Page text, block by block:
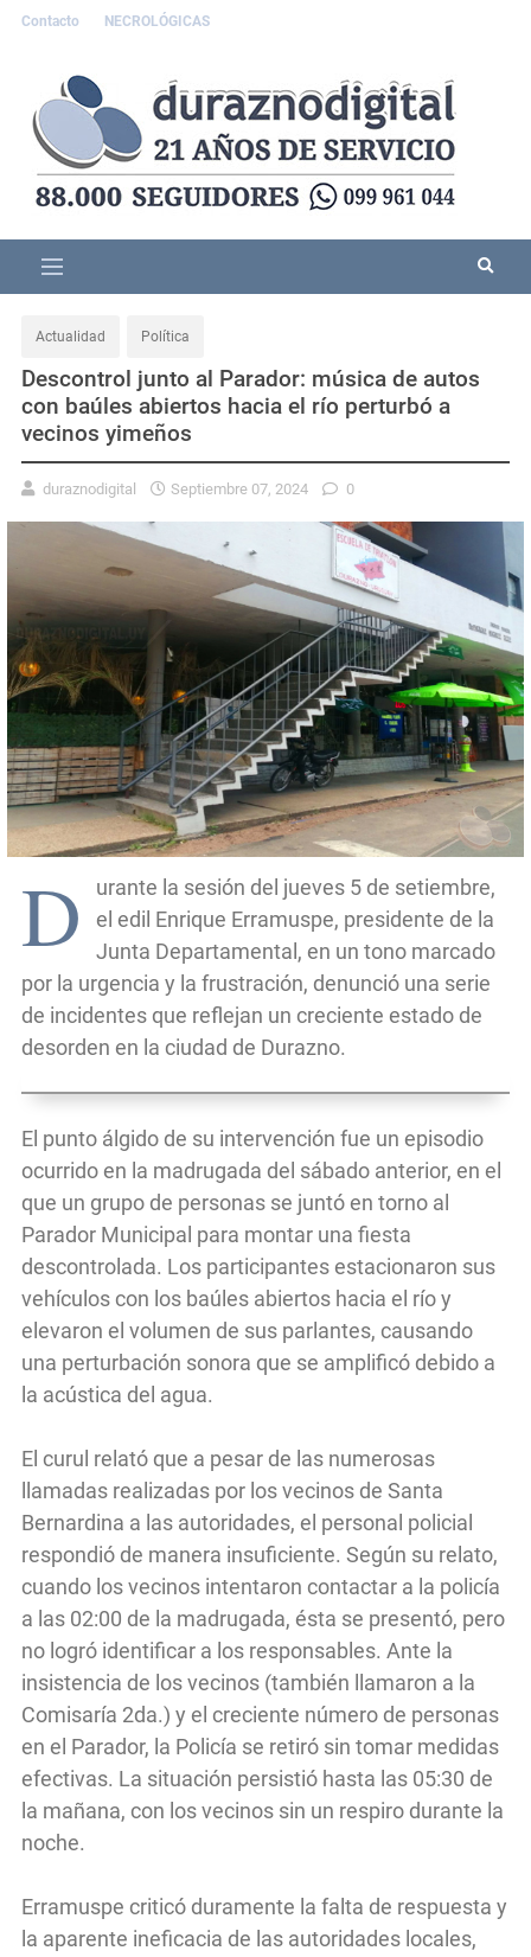
Contacto NECROLÓGICAS
Actualidad Política
Descontrol junto al Parador: música de autos
con baúles abiertos hacia el río perturbó a
vecinos yimeños
duraznodigital Septiembre 07, 2024 0
D
urante la sesión del jueves 5 de setiembre,
el edil Enrique Erramuspe, presidente de la
Junta Departamental, en un tono marcado
por la urgencia y la frustración, denunció una serie
de incidentes que reflejan un creciente estado de
desorden en la ciudad de Durazno.
El punto álgido de su intervención fue un episodio
ocurrido en la madrugada del sábado anterior, en el
que un grupo de personas se juntó en torno al
Parador Municipal para montar una fiesta
descontrolada. Los participantes estacionaron sus
vehículos con los baúles abiertos hacia el río y
elevaron el volumen de sus parlantes, causando
una perturbación sonora que se amplificó debido a
la acústica del agua.
El curul relató que a pesar de las numerosas
llamadas realizadas por los vecinos de Santa
Bernardina a las autoridades, el personal policial
respondió de manera insuficiente. Según su relato,
cuando los vecinos intentaron contactar a la policía
a las 02:00 de la madrugada, ésta se presentó, pero
no logró identificar a los responsables. Ante la
insistencia de los vecinos (también llamaron a la
Comisaría 2da.) y el creciente número de personas
en el Parador, la Policía se retiró sin tomar medidas
efectivas. La situación persistió hasta las 05:30 de
la mañana, con los vecinos sin un respiro durante la
noche.
Erramuspe criticó duramente la falta de respuesta y
la aparente ineficacia de las autoridades locales,